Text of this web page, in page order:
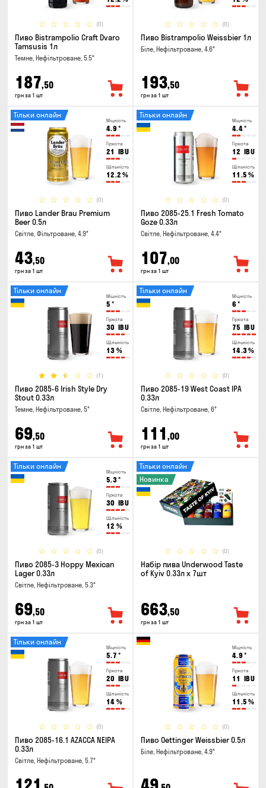
(0)
Пиво Bistrampolio Craft Dvaro
Tamsusis 1л
Темне, Нефільтроване, 5.5°
187,50
грн за 1 шт
(0)
Пиво Bistrampolio Weissbier 1л
Біле, Нефільтроване, 4.6°
193,50
грн за 1 шт
Міцність
4.9 °
Гіркота
21 IBU
Щільність
12.2 %
(0)
Тільки онлайн
Пиво Lander Brau Premium
Beer 0.5л
Світле, Фільтроване, 4.9°
43,50
грн за 1 шт
Міцність
4.4°
Гіркота
12 IBU
Щільність
11.5 %
(0)
Тільки онлайн
Пиво 2085-25.1 Fresh Tomato
Goze 0.33л
Світле, Нефільтроване, 4.4°
107,00
грн за 1 шт
Міцність
5 °
Гіркота
30 IBU
Щільність
13 %
(1)
Тільки онлайн
Пиво 2085-6 Irish Style Dry
Stout 0.33л
Темне, Нефільтроване, 5°
69,50
грн за 1 шт
Міцність
6 °
Гіркота
75 IBU
Щільність
14.3%
(0)
Тільки онлайн
Пиво 2085-19 West Coast IPA
0.33л
Світле, Нефільтроване, 6°
111 ,00
грн за 1 шт
Міцність
5.3°
Гіркота
30 IBU
Щільність
12 %
(0)
Тільки онлайн
Пиво 2085-3 Hoppy Mexican
Lager 0.33л
Світле, Нефільтроване, 5.3°
69,50
грн за 1 шт
(0)
Тільки онлайн
Новинка
Набір пива Underwood Taste
of Kyiv 0.33л x 7шт
663,50
грн за 1 шт
Міцність
5.7 °
Гіркота
20 IBU
Щільність
14 %
(0)
Тільки онлайн
Пиво 2085-16.1 AZACCA NEIPA
0.33л
Світле, Нефільтроване, 5.7°
Міцність
4.9 °
Гіркота
11 IBU
Щільність
11.5 %
(0)
Пиво Oettinger Weissbier 0.5л
Біле, Нефільтроване, 4.9°